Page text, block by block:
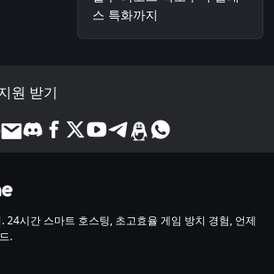
스 특화까지
원 받기
24시간 스마트 호스팅, 초고효율 게임 방치 경험, 언제
.